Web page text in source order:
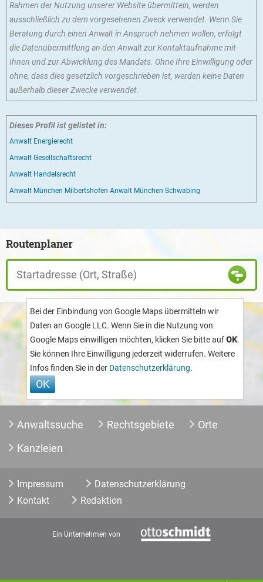
Rahmen der Nutzung unserer Website übermitteln, werden
ausschließlich zu dem vorgesehenen Zweck verwendet. Wenn Sie
Beratung durch einen Anwalt in Anspruch nehmen wollen, erfolgt
die Datenübermittlung an den Anwalt zur Kontaktaufnahme mit
Ihnen und zur Abwicklung des Mandats. Ohne Ihre Einwilligung oder
ohne, dass dies gesetzlich vorgeschrieben ist, werden keine Daten
außerhalb dieser Zwecke verwendet.
Dieses Profil ist gelistet in:
Anwalt Energierecht
Anwalt Gesellschaftsrecht
Anwalt Handelsrecht
Anwalt München Milbertshofen Anwalt München Schwabing
Routenplaner
Bei der Einbindung von Google Maps übermitteln wir
Daten an Google LLC. Wenn Sie in die Nutzung von
Google Maps einwilligen möchten, klicken Sie bitte aufOK.
Sie können Ihre Einwilligung jederzeit widerrufen. Weitere
Infos finden Sie in der Datenschutzerklärung.
Anwaltssuche Rechtsgebiete
Orte
Kanzleien
Impressum
Datenschutzerklärung
Kontakt
Redaktion
Ein Unternehmen von